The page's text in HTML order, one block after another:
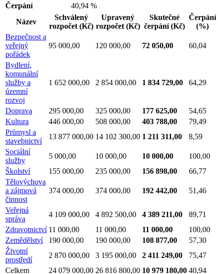
Čerpání
40,94 %
Název
Schválený
rozpočet (Kč)
Upravený
rozpočet (Kč)
Skutečné
čerpání(Kč)
Čerpání
(%)
Bezpečnost a
veřejný
pořádek
95 000,00 120 000,00 72 050,00 60,04
Bydlení,
komunální
služby a
územní
rozvoj
1 652 000,00 2 854 000,00 1 834 729,00 64,29
Doprava 295 000,00 325 000,00 177 625,00
54,65
Kultura
446 000,00 508 000,00 403 788,00
79,49
Průmysl a
stavebnictví
13 877 000,00 14 102 300,00 1 211 311,00
8,59
Sociální
služby
5 000,00 10 000,00 10 000,00
100,00
Školství
155 000,00 235 000,00 156 898,00
66,77
Tělovýchova
a zájmová
činnost
374 000,00 374 000,00 192 442,00 51,46
Veřejná
správa
4 109 000,00 4 892 500,00 4 389 211,00
89,71
Zdravotnictví 11 000,00 11 000,00 11 000,00
100,00
Zemědělství
190 000,00 190 000,00 108 877,00
57,30
Životní
prostředí
2 870 000,00 3 195 000,00 2 411 249,00
75,47
Celkem
24 079 000,00 26 816 800,00 10 979 180,00 40,94